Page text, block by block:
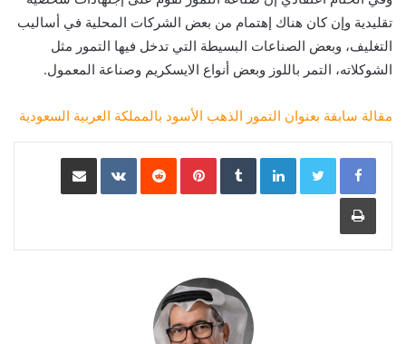
تقليدية وإن كان هناك إهتمام من بعض الشركات المحلية في أساليب
التغليف، وبعض الصناعات البسيطة التي تدخل فيها التمور مثل
الشوكلاته، التمر باللوز وبعض أنواع الايسكريم وصناعة المعمول.
مقالة سابقة بعنوان التمور الذهب الأسود بالمملكة العربية السعودية
LinkedIn
Pinterest مشاركة عبر البريد
طباعة